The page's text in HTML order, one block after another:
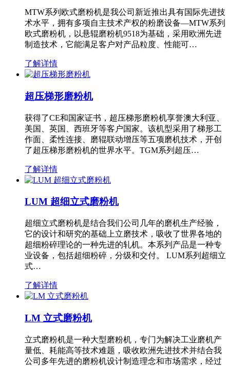
MTW系列欧式磨粉机是我公司新近推出具有国际先进技
术水平，拥有多项自主技术产权的粉磨设备—MTW系列
欧式磨粉机，以悬辊磨粉机9518为基础，采用欧洲先进
制造技术，它能满足客户对产品粒度、性能可…
了解详情
超压梯形磨粉机
获得了CE和国家证书，超压梯形磨粉机享誉澳大利亚、
美国、英国、西班牙等客户国家。该机型采用了梯形工
作面、柔性连接、磨辊联动增压等五项磨机技术，开创
了超压梯形磨粉机的世界水平。TGM系列超压…
了解详情
LUM 超细立式磨粉机
超细立式磨粉机是结合我们公司几年的磨机生产经验，
它的设计和研究的基础上立磨技术，吸收了世界各地的
超细粉碎理论的一种先进的轧机。本系列产品是一种专
业设备，包括超细粉碎，分级和交付。 LUM系列超细立
式…
了解详情
LM 立式磨粉机
立式磨粉机是一种大型磨粉机，专门为解决工业磨机产
量低、耗能高等技术难题，吸收欧洲先进技术并结合我
公司多年先进的磨粉机设计制造理念和市场需求，经过